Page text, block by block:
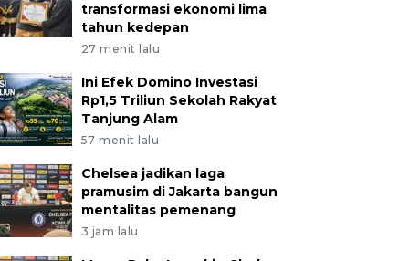
transformasi ekonomi lima
tahun kedepan
27 menit lalu
Ini Efek Domino Investasi
Rp1,5 Triliun Sekolah Rakyat
Tanjung Alam
57 menit lalu
Chelsea jadikan laga
pramusim di Jakarta bangun
mentalitas pemenang
3 jam lalu